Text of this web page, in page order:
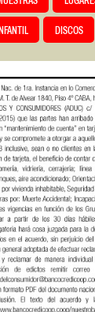
INFANTIL DISCOS